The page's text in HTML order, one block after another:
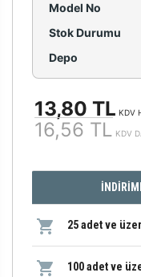
Model No
Stok Durumu
Depo
13,80 TL KDV
16,56 TL KDV
25 adet ve
100 adet ve